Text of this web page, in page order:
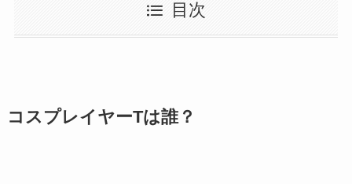
目次
コスプレイヤーTは誰？